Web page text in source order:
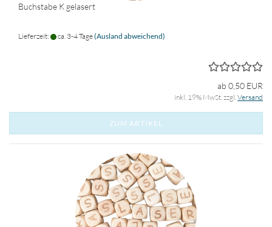
Buchstabe K gelasert
Lieferzeit: ca. 3-4 Tage(Ausland abweichend)
ab 0,50 EUR
inkl. 19% MwSt. zzgl.Versand
ZUM ARTIKEL